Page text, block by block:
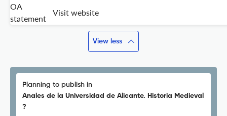
OA
statement
Visit website
View less
Planning to publish in
Anales de la Universidad de Alicante. Historia Medieval
?